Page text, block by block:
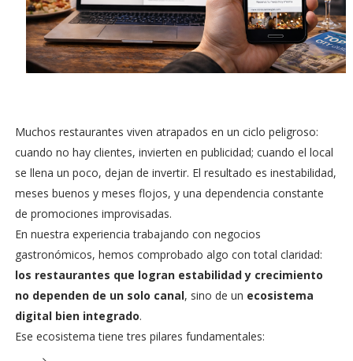
Muchos restaurantes viven atrapados en un ciclo peligroso:
cuando no hay clientes, invierten en publicidad; cuando el local
se llena un poco, dejan de invertir. El resultado es inestabilidad,
meses buenos y meses flojos, y una dependencia constante
de promociones improvisadas.
En nuestra experiencia trabajando con negocios
gastronómicos, hemos comprobado algo con total claridad:
los restaurantes que logran estabilidad y crecimiento
no dependen de un solo canal, sino de un ecosistema
digital bien integrado.
Ese ecosistema tiene tres pilares fundamentales: